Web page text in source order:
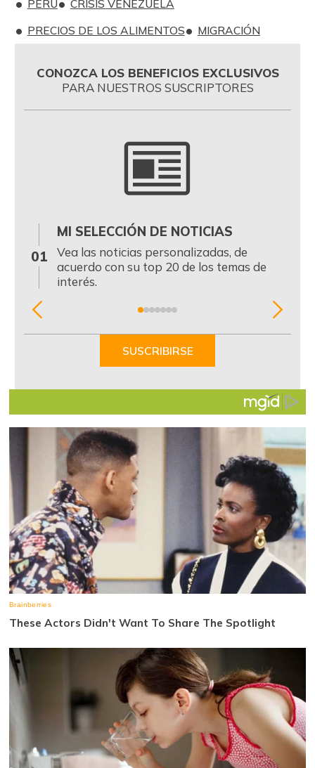
PERÚ
CRISIS VENEZUELA
PRECIOS DE LOS ALIMENTOS
MIGRACIÓN
CONOZCA LOS BENEFICIOS EXCLUSIVOS
PARA NUESTROS SUSCRIPTORES
01
MI SELECCIÓN DE NOTICIAS
Vea las noticias personalizadas, de
acuerdo con su top 20 de los temas de
interés.
Item
SUSCRIBIRSE